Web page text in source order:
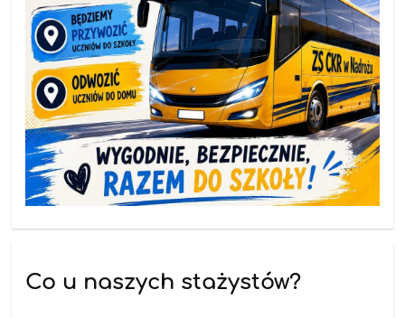
Co u naszych stażystów?